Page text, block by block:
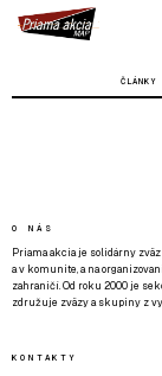
ČLÁNKY
O NÁS
Priama akcia je solidárny
a v komunite, a na
zahraničí. Od roku 2000 je
združuje zväzy a skupiny z
KONTAKTY